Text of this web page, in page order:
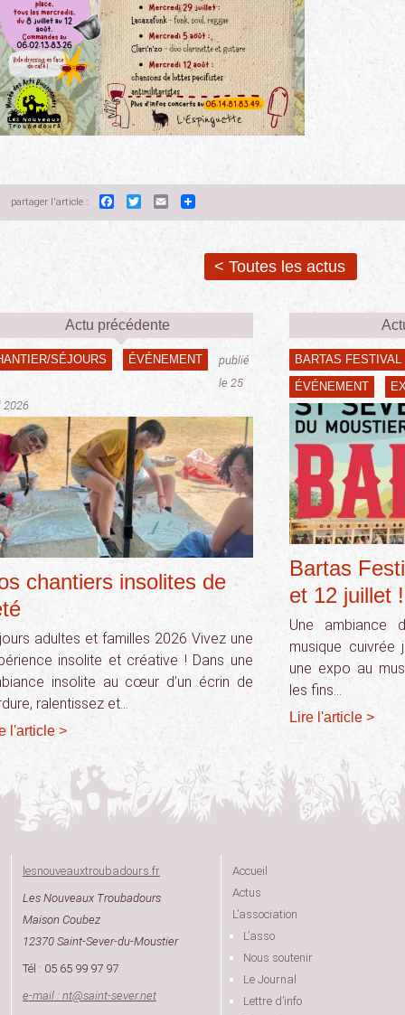
partager l'article : Facebook
TwitterEmail
< Toutes les actus
Actu précédente
SÉJOURS ÉVÉNEMENT
publié
le 25
2026
chantiers insolites de
adultes et familles 2026 Vivez une
insolite et créative ! Dans une
insolite au cœur d’un écrin de
ralentissez et…
l'article >
BARTAS FESTIVAL
ÉVÉNEMENT
Bartas
et 12 juillet !
Une ambiance
musique cuivrée
une expo au
les fins…
Lire l'article >
lesnouveauxtroubadours.fr
Les Nouveaux Troubadours
Maison Coubez
12370 Saint-Sever-du-Moustier
Tél : 05 65 99 97 97
e-mail : nt@saint-sever.net
Accueil
Actus
L’association
L’asso
Nous soutenir
Le Journal
Lettre d’info